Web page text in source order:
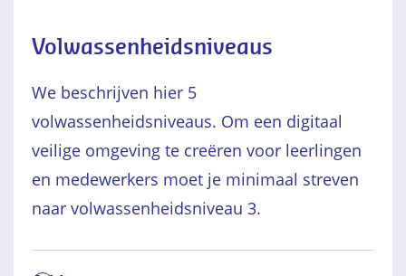
Volwassenheidsniveaus
We beschrijven hier 5
volwassenheidsniveaus. Om een digitaal
veilige omgeving te creëren voor leerlingen
en medewerkers moet je minimaal streven
naar volwassenheidsniveau 3.